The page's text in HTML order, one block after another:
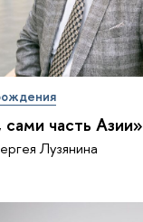
часть Азии»
Лузянина